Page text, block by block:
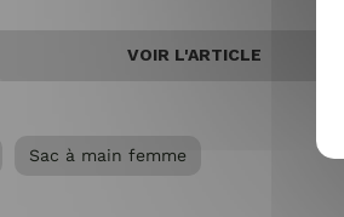
VOIR L'ARTICLE
Sac à main femme